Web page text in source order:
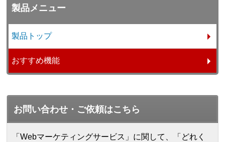
製品メニュー
製品トップ
おすすめ機能
お問い合わせ・ご依頼はこちら
「Webマーケティングサービス」に関して、「どれく